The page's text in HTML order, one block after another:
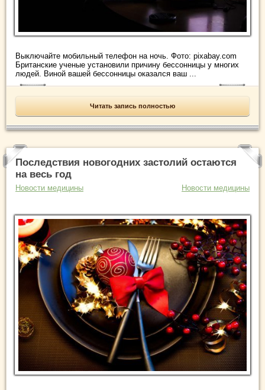
Выключайте мобильный телефон на ночь. Фото: pixabay.com
Британские ученые установили причину бессонницы у многих
людей. Виной вашей бессонницы оказался ваш ...
Читать запись полностью
Последствия новогодних застолий остаются
на весь год
Новости медицины Новости медицины